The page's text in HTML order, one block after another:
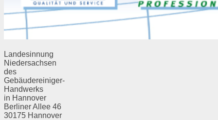
Landesinnung
Niedersachsen
des
Gebäudereiniger-
Handwerks
in Hannover
Berliner Allee 46
30175 Hannover